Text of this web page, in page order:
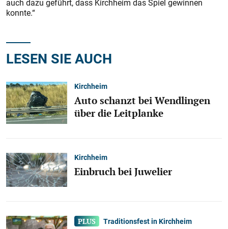
auch dazu geführt, dass Kirchheim das Spiel gewinnen
konnte.“
LESEN SIE AUCH
Kirchheim
Auto schanzt bei Wendlingen
über die Leitplanke
Kirchheim
Einbruch bei Juwelier
Traditionsfest in Kirchheim